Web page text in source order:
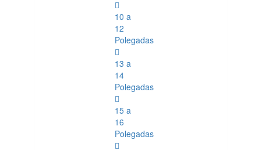
10 a
12
Polegadas
13 a
14
Polegadas
15 a
16
Polegadas